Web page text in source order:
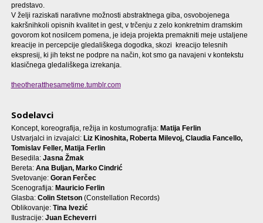
predstavo.
V želji raziskati narativne možnosti abstraktnega giba, osvobojenega
kakršnihkoli opisnih kvalitet in gest, v trčenju z zelo konkretnim dramskim
govorom kot nosilcem pomena, je ideja projekta premakniti meje ustaljene
kreacije in percepcije gledališkega dogodka, skozi kreacijo telesnih
ekspresij, ki jih tekst ne podpre na način, kot smo ga navajeni v kontekstu
klasičnega gledališkega izrekanja.
theotheratthesametime.tumblr.com
Sodelavci
Koncept, koreografija, režija in kostumografija: Matija Ferlin
Ustvarjalci in izvajalci: Liz Kinoshita, Roberta Milevoj, Claudia Fancello,
Tomislav Feller, Matija Ferlin
Besedila: Jasna Žmak
Bereta: Ana Buljan, Marko Cindrić
Svetovanje: Goran Ferčec
Scenografija: Mauricio Ferlin
Glasba: Colin Stetson(Constellation Records)
Oblikovanje: Tina Ivezić
Ilustracije: Juan Echeverri